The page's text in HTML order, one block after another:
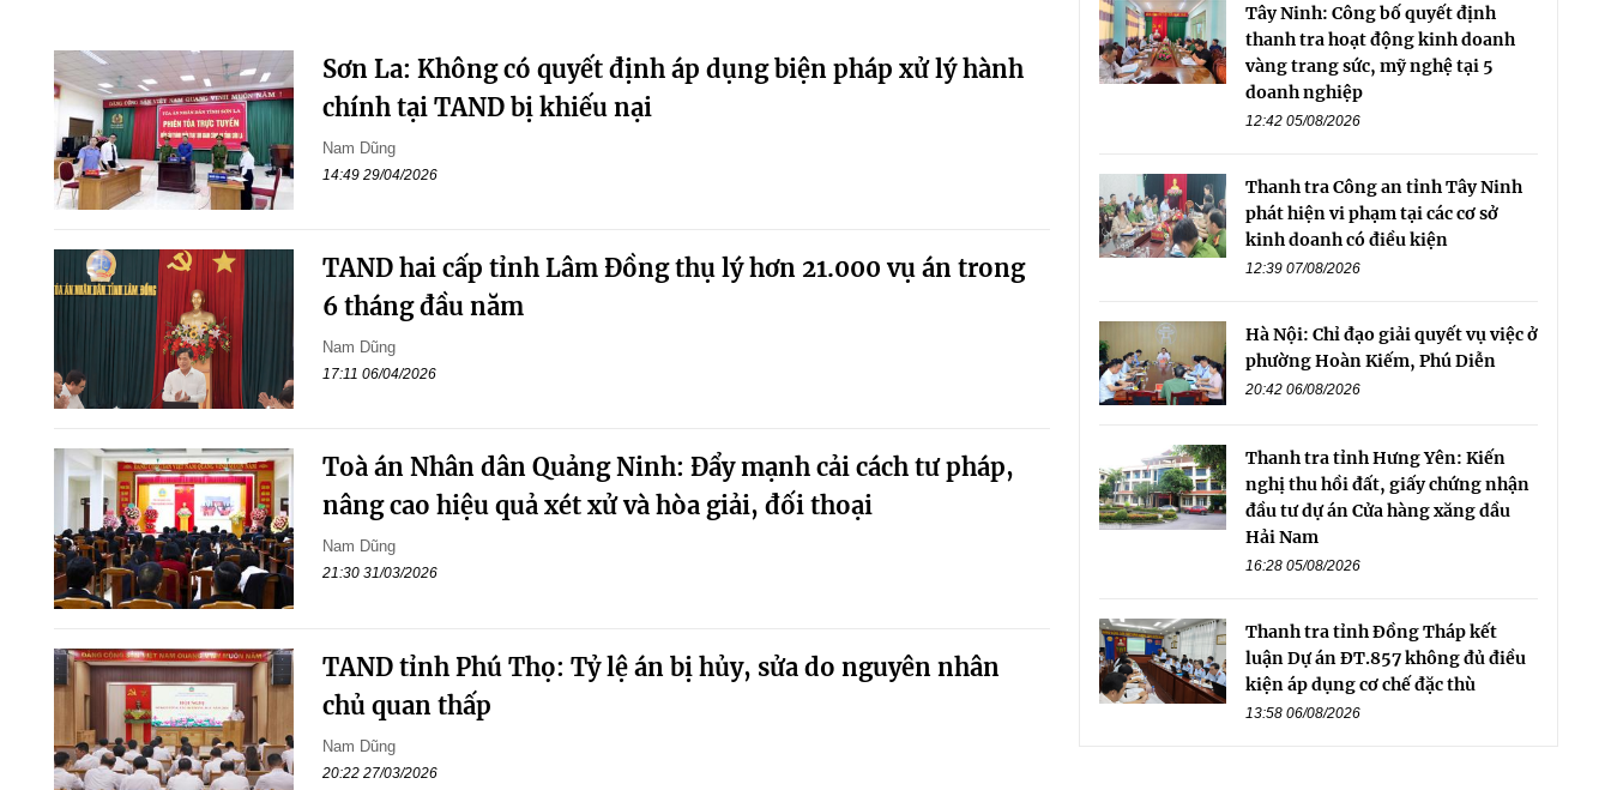
Sơn La: Không có quyết định áp dụng biện pháp xử lý hành
chính tại TAND bị khiếu nại
Nam Dũng
14:49 29/04/2026
TAND hai cấp tỉnh Lâm Đồng thụ lý hơn 21.000 vụ án trong
6 tháng đầu năm
Nam Dũng
17:11 06/04/2026
Toà án Nhân dân Quảng Ninh: Đẩy mạnh cải cách tư pháp,
nâng cao hiệu quả xét xử và hòa giải, đối thoại
Nam Dũng
21:30 31/03/2026
TAND tỉnh Phú Thọ: Tỷ lệ án bị hủy, sửa do nguyên nhân
chủ quan thấp
Nam Dũng
20:22 27/03/2026
Tây Ninh: Công bố quyết định
thanh tra hoạt động kinh doanh
vàng trang sức, mỹ nghệ tại 5
doanh nghiệp
12:42 05/08/2026
Thanh tra Công an tỉnh Tây Ninh
phát hiện vi phạm tại các cơ sở
kinh doanh có điều kiện
12:39 07/08/2026
Hà Nội: Chỉ đạo giải quyết vụ việc ở
phường Hoàn Kiếm, Phú Diễn
20:42 06/08/2026
Thanh tra tỉnh Hưng Yên: Kiến
nghị thu hồi đất, giấy chứng nhận
đầu tư dự án Cửa hàng xăng dầu
Hải Nam
16:28 05/08/2026
Thanh tra tỉnh Đồng Tháp kết
luận Dự án ĐT.857 không đủ điều
kiện áp dụng cơ chế đặc thù
13:58 06/08/2026